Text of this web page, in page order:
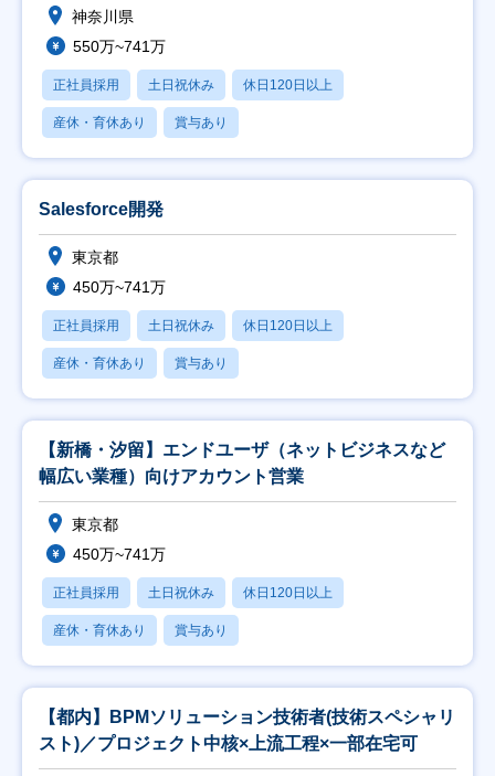
神奈川県
550万~741万
正社員採用 土日祝休み 休日120日以上
産休・育休あり 賞与あり
Salesforce開発
東京都
450万~741万
正社員採用 土日祝休み 休日120日以上
産休・育休あり 賞与あり
【新橋・汐留】エンドユーザ（ネットビジネスなど
幅広い業種）向けアカウント営業
東京都
450万~741万
正社員採用 土日祝休み 休日120日以上
産休・育休あり 賞与あり
【都内】BPMソリューション技術者(技術スペシャリ
スト)／プロジェクト中核×上流工程×一部在宅可